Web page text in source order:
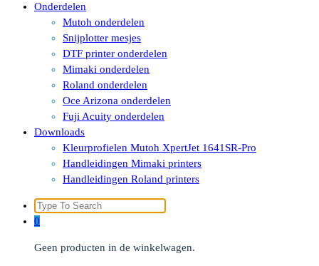
Onderdelen
Mutoh onderdelen
Snijplotter mesjes
DTF printer onderdelen
Mimaki onderdelen
Roland onderdelen
Oce Arizona onderdelen
Fuji Acuity onderdelen
Downloads
Kleurprofielen Mutoh XpertJet 1641SR-Pro
Handleidingen Mimaki printers
Handleidingen Roland printers
Search
for:
0
Geen producten in de winkelwagen.